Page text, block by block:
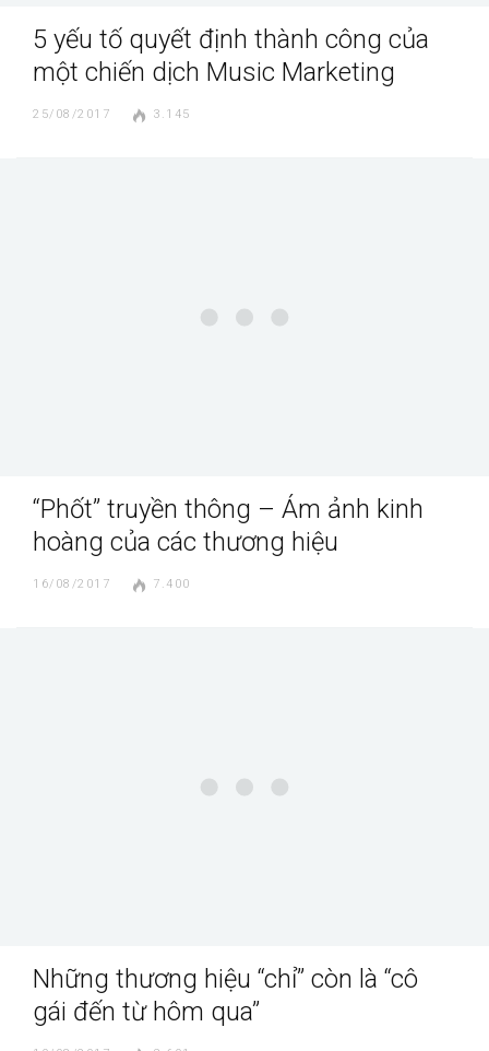
5 yếu tố quyết định thành công của
một chiến dịch Music Marketing
25/08/2017 3.145
“Phốt” truyền thông – Ám ảnh kinh
hoàng của các thương hiệu
16/08/2017 7.400
Những thương hiệu “chỉ” còn là “cô
gái đến từ hôm qua”